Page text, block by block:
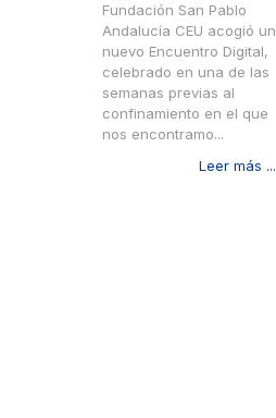
Fundación San Pablo
Andalucía CEU acogió un
nuevo Encuentro Digital,
celebrado en una de las
semanas previas al
confinamiento en el que
nos encontramo...
Leer más ...